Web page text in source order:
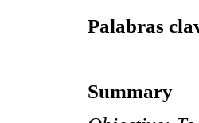
Palabras
Summary